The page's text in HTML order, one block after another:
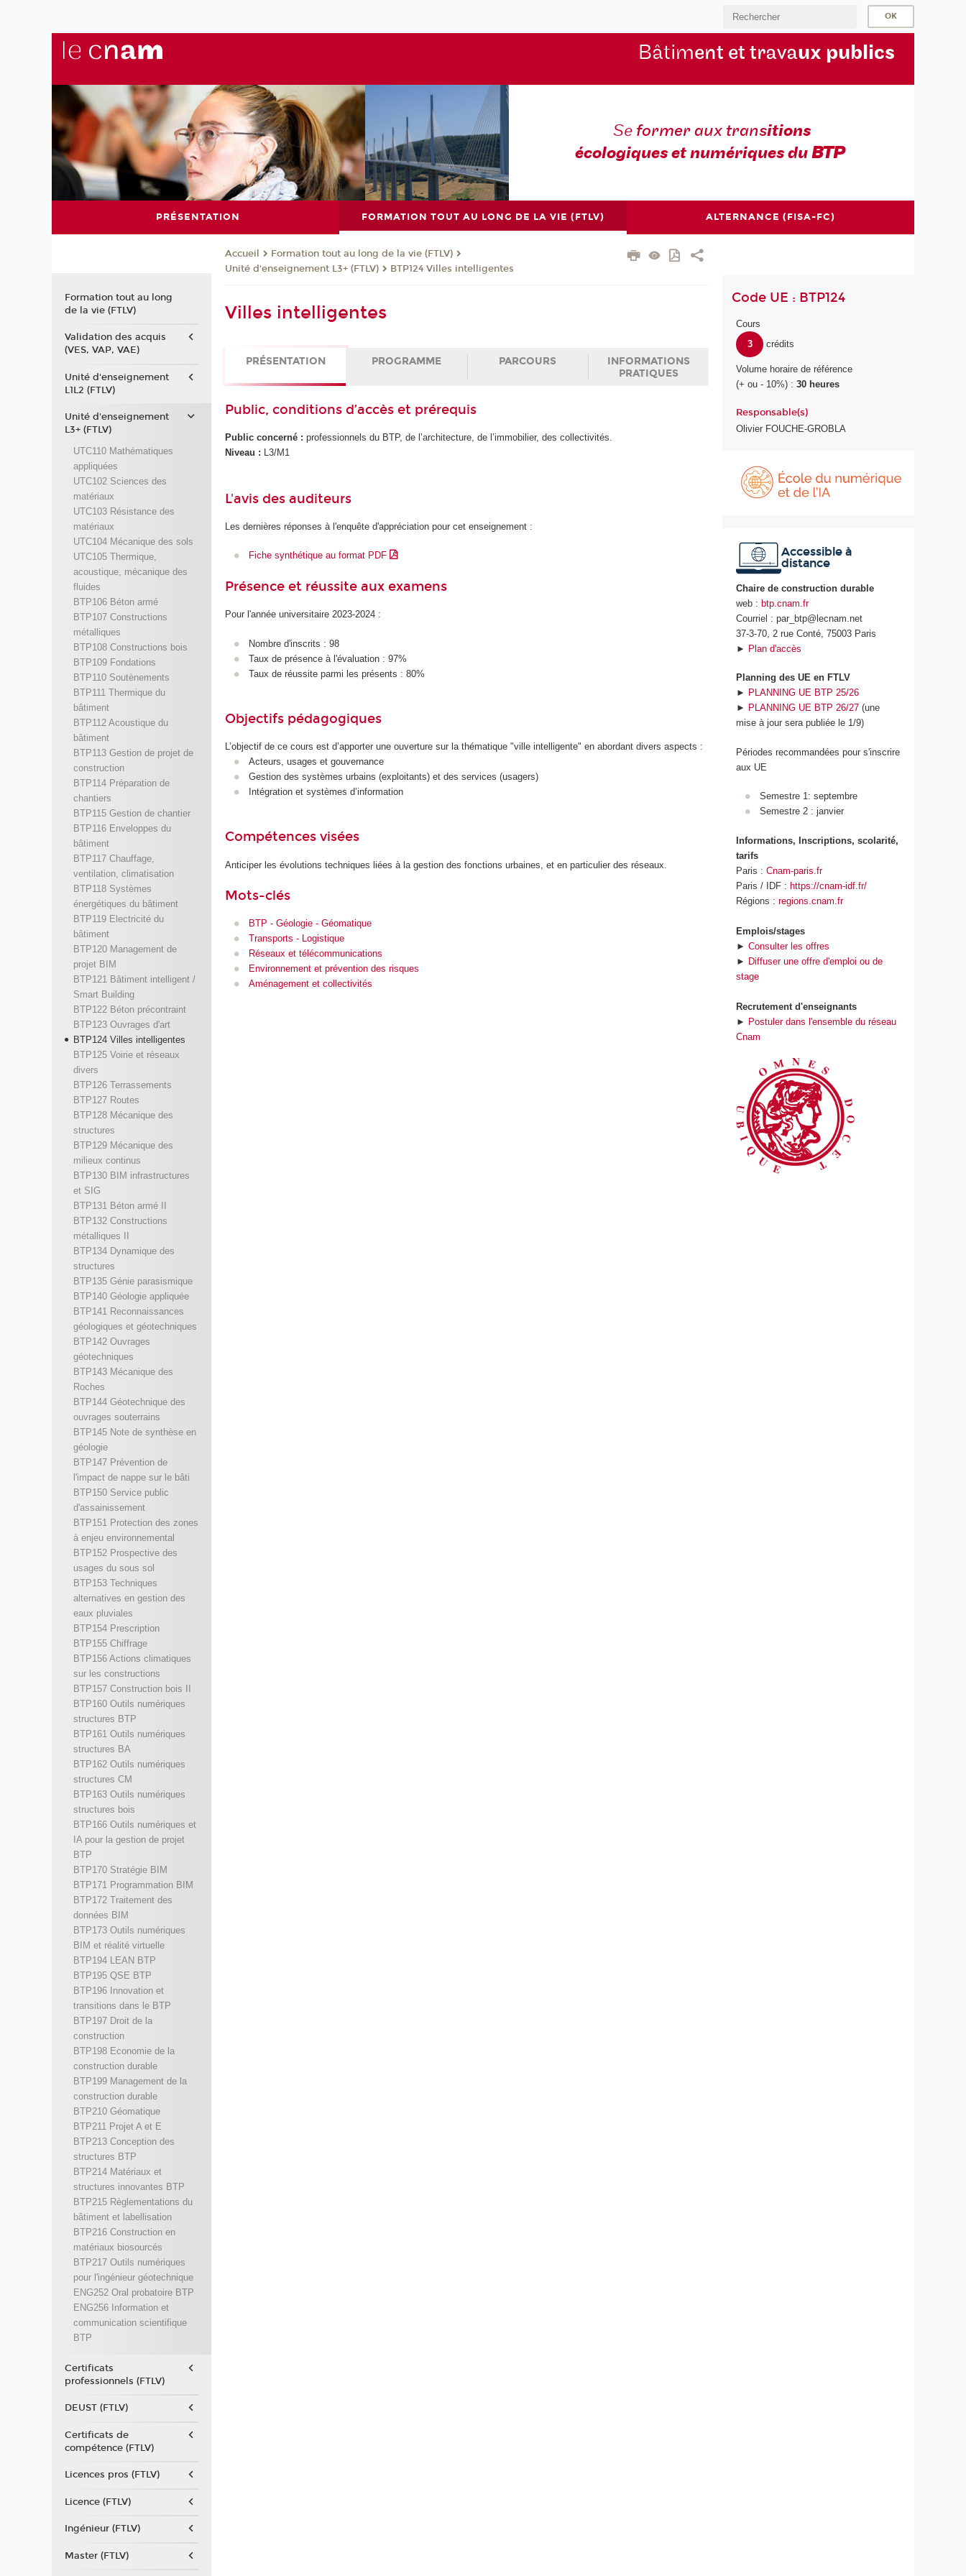
Bâtiment et travaux publics
Se former aux transitions
écologiques et numériques duBTP
PRÉSENTATION FORMATION TOUT AU LONG DE LA VIE (FTLV) ALTERNANCE (FISA-FC)
Accueil
Formation tout au long de la vie (FTLV)
Unité d'enseignement L3+ (FTLV)
BTP124 Villes intelligentes
Villes intelligentes
PRÉSENTATION PROGRAMME PARCOURS
INFORMATIONS
PRATIQUES
Public, conditions d’accès et prérequis
Public concerné : professionnels du BTP, de l’architecture, de l’immobilier, des collectivités.
Niveau : L3/M1
L'avis des auditeurs
Les dernières réponses à l'enquête d'appréciation pour cet enseignement :
Fiche synthétique au format PDF
Présence et réussite aux examens
Pour l'année universitaire 2023-2024 :
Nombre d'inscrits : 98
Taux de présence à l'évaluation : 97%
Taux de réussite parmi les présents : 80%
Objectifs pédagogiques
L’objectif de ce cours est d’apporter une ouverture sur la thématique "ville intelligente" en abordant divers aspects :
Acteurs, usages et gouvernance
Gestion des systèmes urbains (exploitants) et des services (usagers)
Intégration et systèmes d’information
Compétences visées
Anticiper les évolutions techniques liées à la gestion des fonctions urbaines, et en particulier des réseaux.
Mots-clés
BTP - Géologie - Géomatique
Transports - Logistique
Réseaux et télécommunications
Environnement et prévention des risques
Aménagement et collectivités
Code UE : BTP124
Cours
3
crédits
Volume horaire de référence
(+ ou - 10%) :30 heures
Responsable(s)
Olivier FOUCHE-GROBLA
Accessible à
distance
Chaire de construction durable
web :btp.cnam.fr
Courriel : par_btp@lecnam.net
37-3-70, 2 rue Conté, 75003 Paris
► Plan d'accès
Planning des UE en FTLV
► PLANNING UE BTP 25/26
► PLANNING UE BTP 26/27 (une
mise à jour sera publiée le 1/9)
Périodes recommandées pour s'inscrire
aux UE
Semestre 1: septembre
Semestre 2 : janvier
Informations, Inscriptions, scolarité,
tarifs
Paris :Cnam-paris.fr
Paris / IDF :https://cnam-idf.fr/
Régions :regions.cnam.fr
Emplois/stages
►Consulter les offres
► Diffuser une offre d'emploi ou de
stage
Recrutement d'enseignants
► Postuler dans l'ensemble du réseau
Cnam
Formation tout au long
de la vie (FTLV)
Validation des acquis
(VES, VAP, VAE)
Unité d'enseignement
L1L2 (FTLV)
Unité d'enseignement
L3+ (FTLV)
UTC110 Mathématiques
appliquées
UTC102 Sciences des
matériaux
UTC103 Résistance des
matériaux
UTC104 Mécanique des sols
UTC105 Thermique,
acoustique, mécanique des
fluides
BTP106 Béton armé
BTP107 Constructions
métalliques
BTP108 Constructions bois
BTP109 Fondations
BTP110 Soutènements
BTP111 Thermique du
bâtiment
BTP112 Acoustique du
bâtiment
BTP113 Gestion de projet de
construction
BTP114 Préparation de
chantiers
BTP115 Gestion de chantier
BTP116 Enveloppes du
bâtiment
BTP117 Chauffage,
ventilation, climatisation
BTP118 Systèmes
énergétiques du bâtiment
BTP119 Electricité du
bâtiment
BTP120 Management de
projet BIM
BTP121 Bâtiment intelligent /
Smart Building
BTP122 Béton précontraint
BTP123 Ouvrages d'art
BTP124 Villes intelligentes
BTP125 Voirie et réseaux
divers
BTP126 Terrassements
BTP127 Routes
BTP128 Mécanique des
structures
BTP129 Mécanique des
milieux continus
BTP130 BIM infrastructures
et SIG
BTP131 Béton armé II
BTP132 Constructions
métalliques II
BTP134 Dynamique des
structures
BTP135 Génie parasismique
BTP140 Géologie appliquée
BTP141 Reconnaissances
géologiques et géotechniques
BTP142 Ouvrages
géotechniques
BTP143 Mécanique des
Roches
BTP144 Géotechnique des
ouvrages souterrains
BTP145 Note de synthèse en
géologie
BTP147 Prévention de
l'impact de nappe sur le bâti
BTP150 Service public
d'assainissement
BTP151 Protection des zones
à enjeu environnemental
BTP152 Prospective des
usages du sous sol
BTP153 Techniques
alternatives en gestion des
eaux pluviales
BTP154 Prescription
BTP155 Chiffrage
BTP156 Actions climatiques
sur les constructions
BTP157 Construction bois II
BTP160 Outils numériques
structures BTP
BTP161 Outils numériques
structures BA
BTP162 Outils numériques
structures CM
BTP163 Outils numériques
structures bois
BTP166 Outils numériques et
IA pour la gestion de projet
BTP
BTP170 Stratégie BIM
BTP171 Programmation BIM
BTP172 Traitement des
données BIM
BTP173 Outils numériques
BIM et réalité virtuelle
BTP194 LEAN BTP
BTP195 QSE BTP
BTP196 Innovation et
transitions dans le BTP
BTP197 Droit de la
construction
BTP198 Economie de la
construction durable
BTP199 Management de la
construction durable
BTP210 Géomatique
BTP211 Projet A et E
BTP213 Conception des
structures BTP
BTP214 Matériaux et
structures innovantes BTP
BTP215 Règlementations du
bâtiment et labellisation
BTP216 Construction en
matériaux biosourcés
BTP217 Outils numériques
pour l'ingénieur géotechnique
ENG252 Oral probatoire BTP
ENG256 Information et
communication scientifique
BTP
Certificats
professionnels (FTLV)
DEUST (FTLV)
Certificats de
compétence (FTLV)
Licences pros (FTLV)
Licence (FTLV)
Ingénieur (FTLV)
Master (FTLV)